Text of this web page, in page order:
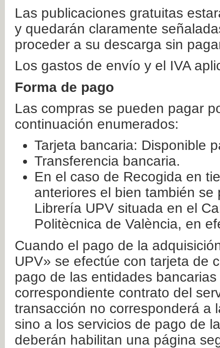
Las publicaciones gratuitas
y quedarán claramente
proceder a su descarga sin
Los gastos de envío y el IVA
Forma de pago
Las compras se pueden pagar
continuación enumerados:
Tarjeta bancaria: Disponible
Transferencia bancaria.
En el caso de Recogida en
anteriores el bien también
Librería UPV situada en el
Politècnica de València, en
Cuando el pago de la
UPV» se efectúe con tarjeta de
pago de las entidades
correspondiente contrato del
transacción no corresponderá a
sino a los servicios de pago de
deberán habilitan una página